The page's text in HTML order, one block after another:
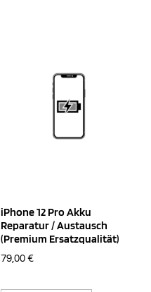
iPhone 12 Pro Akku
Reparatur / Austausch
(Premium Ersatzqualität)
79,00 €